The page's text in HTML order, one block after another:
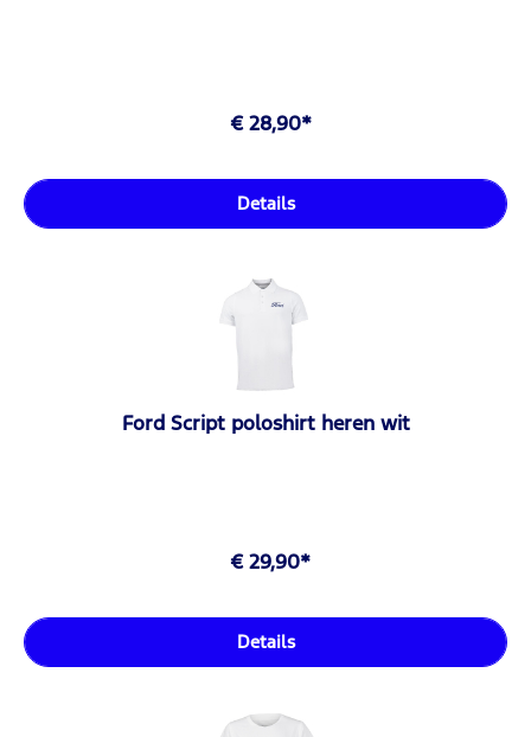
€ 28,90*
Details
Ford Script poloshirt heren wit
€ 29,90*
Details